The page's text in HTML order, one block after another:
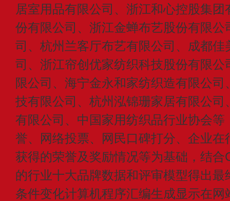
居室用品有限公司、浙江和心控股集
份有限公司、浙江金蝉布艺股份有限
司、杭州兰客厅布艺有限公司、成都
司、浙江帘创优家纺织科技股份有限
限公司、海宁金永和家纺织造有限公
技有限公司、杭州泓锦珊家居有限公
有限公司、中国家用纺织品行业协会
誉、网络投票、网民口碑打分、企业
获得的荣誉及奖励情况等为基础，结
的行业十大品牌数据和评审模型得出
条件变化计算机程序汇编生成显示在